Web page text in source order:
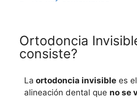
Ortodoncia
consiste?
La ortodoncia invisible es
alineación dental que no se